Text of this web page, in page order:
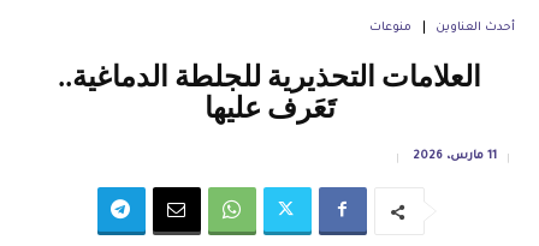
أحدث العناوين منوعات
العلامات التحذيرية للجلطة الدماغية..
تَعَرف عليها
11 مارس، 2026